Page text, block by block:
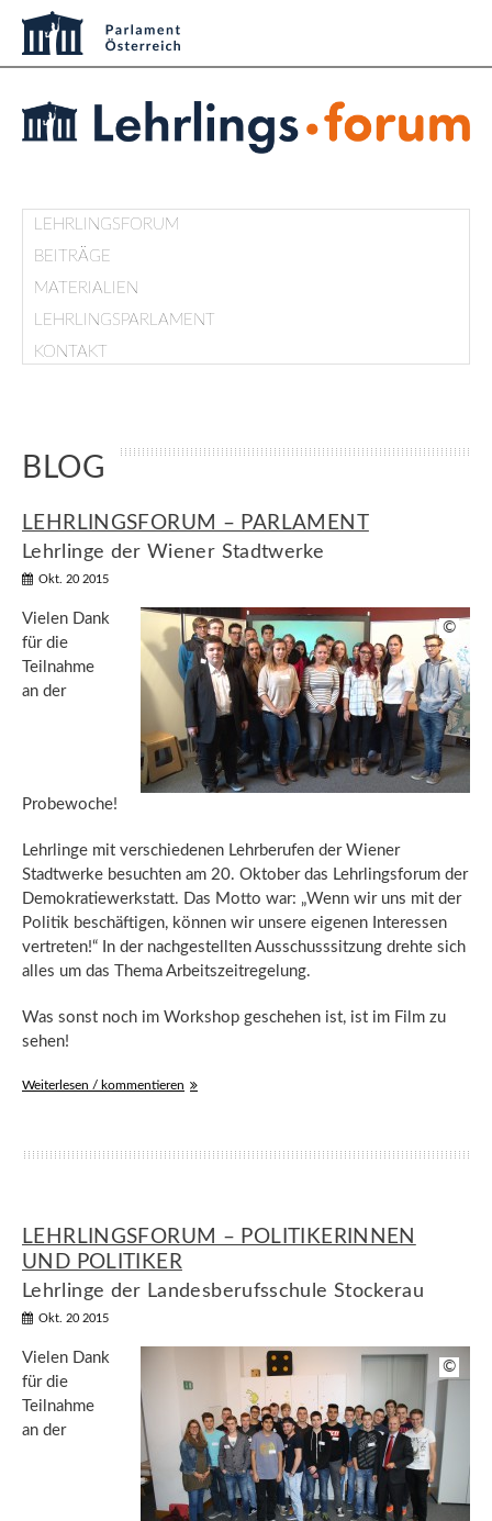
LEHRLINGSFORUM
BEITRÄGE
MATERIALIEN
LEHRLINGSPARLAMENT
KONTAKT
BLOG
LEHRLINGSFORUM – PARLAMENT
Lehrlinge der Wiener Stadtwerke
Okt. 20 2015
©
Vielen Dank
für die
Teilnahme
an der
Probewoche!
Lehrlinge mit verschiedenen Lehrberufen der Wiener
Stadtwerke besuchten am 20. Oktober das Lehrlingsforum der
Demokratiewerkstatt. Das Motto war: „Wenn wir uns mit der
Politik beschäftigen, können wir unsere eigenen Interessen
vertreten!“ In der nachgestellten Ausschusssitzung drehte sich
alles um das Thema Arbeitszeitregelung.
Was sonst noch im Workshop geschehen ist, ist im Film zu
sehen!
Weiterlesen / kommentieren
LEHRLINGSFORUM – POLITIKERINNEN
UND POLITIKER
Lehrlinge der Landesberufsschule Stockerau
Okt. 20 2015
©
Vielen Dank
für die
Teilnahme
an der